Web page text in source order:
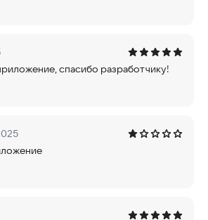
спасибо разработчику!